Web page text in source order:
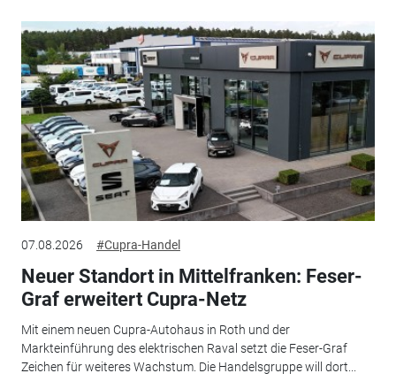
07.08.2026 #Cupra-Handel
Neuer Standort in Mittelfranken: Feser-
Graf erweitert Cupra-Netz
Mit einem neuen Cupra-Autohaus in Roth und der
Markteinführung des elektrischen Raval setzt die Feser-Graf
Zeichen für weiteres Wachstum. Die Handelsgruppe will dort...